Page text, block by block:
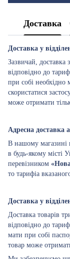
Доставка
Доставка у
Зазвичай, доставка
відповідно до
при собі необхідно
скористатися
може отримати
Адресна доставка
В нашому магазині
в будь-якому місті
перевізником
то тарифіа
Доставка у
Доставка товарів
відповідно до
мати при собі
товар може